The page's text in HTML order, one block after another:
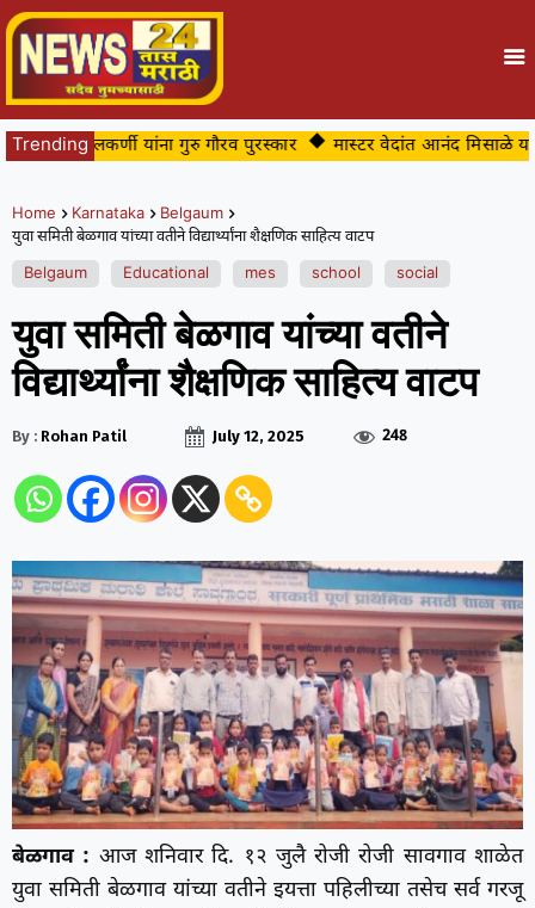
Trending
कुलकर्णी यांना गुरु गौरव पुरस्कार मास्टर वेदांत आनंद मिसाळे यांचे
Home Karnataka
Belgaum
युवा समिती बेळगाव यांच्या वतीने विद्यार्थ्यांना शैक्षणिक साहित्य वाटप
Belgaum
Educational mes school social
युवा समिती बेळगाव यांच्या वतीने
विद्यार्थ्यांना शैक्षणिक साहित्य वाटप
By : Rohan Patil July 12, 2025 248
बेळगाव : आज शनिवार दि. १२ जुलै रोजी रोजी सावगाव शाळेत
युवा समिती बेळगाव यांच्या वतीने इयत्ता पहिलीच्या तसेच सर्व गरजू